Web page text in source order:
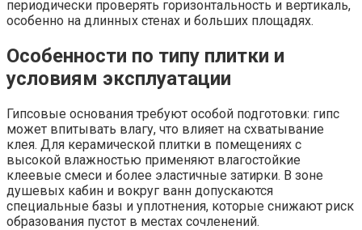
периодически проверять горизонтальность и вертикаль,
особенно на длинных стенах и больших площадях.
Особенности по типу плитки и
условиям эксплуатации
Гипсовые основания требуют особой подготовки: гипс
может впитывать влагу, что влияет на схватывание
клея. Для керамической плитки в помещениях с
высокой влажностью применяют влагостойкие
клеевые смеси и более эластичные затирки. В зоне
душевых кабин и вокруг ванн допускаются
специальные базы и уплотнения, которые снижают риск
образования пустот в местах сочленений.